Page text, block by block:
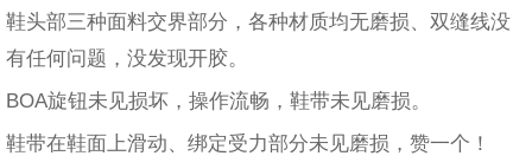
鞋头部三种面料交界部分，各种材质均无磨损、双缝线没
有任何问题，没发现开胶。
BOA旋钮未见损坏，操作流畅，鞋带未见磨损。
鞋带在鞋面上滑动、绑定受力部分未见磨损，赞一个！